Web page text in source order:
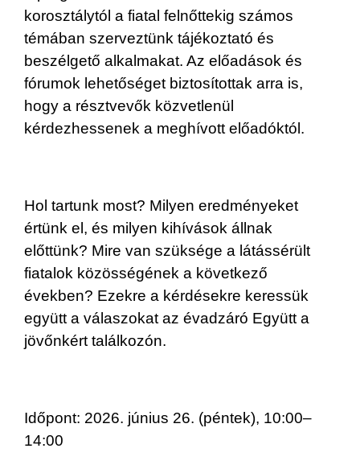
korosztálytól a fiatal felnőttekig számos
témában szerveztünk tájékoztató és
beszélgető alkalmakat. Az előadások és
fórumok lehetőséget biztosítottak arra is,
hogy a résztvevők közvetlenül
kérdezhessenek a meghívott előadóktól.
Hol tartunk most? Milyen eredményeket
értünk el, és milyen kihívások állnak
előttünk? Mire van szüksége a látássérült
fiatalok közösségének a következő
években? Ezekre a kérdésekre keressük
együtt a válaszokat az évadzáró Együtt a
jövőnkért találkozón.
Időpont: 2026. június 26. (péntek), 10:00–
14:00